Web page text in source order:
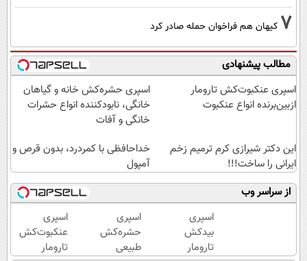
7 کیهان هم فراخوان حمله صادر کرد
مطالب پیشنهادی
اسپری عنکبوت‌‌کش تارومار
ازبین‌برنده انواع عنکبوت
اسپری حشره‌کش خانه و گیاهان
خانگی، نابودکننده انواع حشرات
خانگی و آفات
این دکتر شیرازی کرم ترمیم زخم
ایرانی را ساخت!!!
خداحافظی با کمردرد، بدون قرص و
آمپول
از سراسر وب
اسپری
بیدکش
تارومار
اسپری
حشره‌کش
طبیعی
اسپری
عنکبوت‌‌کش
تارومار